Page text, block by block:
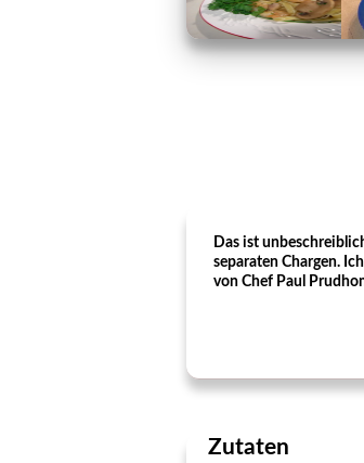
Das ist
separaten Chargen.
von Chef Paul
Zutaten